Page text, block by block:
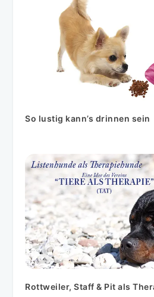
So lustig kann’s drinnen sein
Rottweiler, Staff & Pit als